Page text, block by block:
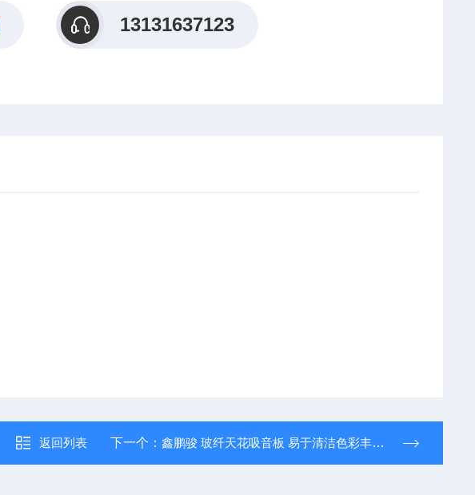
13131637123
返回列表 下一个： 鑫鹏骏 玻纤天花吸音板 易于清洁色彩丰富 防水防潮 厂家供应